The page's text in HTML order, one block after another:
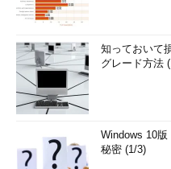
知っておいて
グレード方法
Windows 10
秘密 (1/3)